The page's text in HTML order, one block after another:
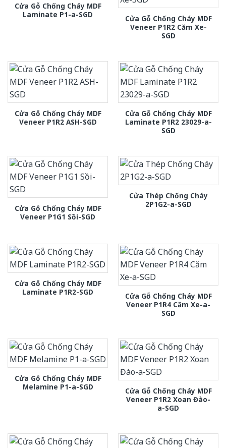
Cửa Gỗ Chống Cháy MDF
Laminate P1-a-SGD
Cửa Gỗ Chống Cháy MDF
Veneer P1R2 Căm Xe-
SGD
Cửa Gỗ Chống Cháy MDF
Veneer P1R2 ASH-SGD
Cửa Gỗ Chống Cháy MDF
Laminate P1R2 23029-a-
SGD
Cửa Gỗ Chống Cháy MDF
Veneer P1G1 Sồi-SGD
Cửa Thép Chống Cháy
2P1G2-a-SGD
Cửa Gỗ Chống Cháy MDF
Laminate P1R2-SGD
Cửa Gỗ Chống Cháy MDF
Veneer P1R4 Căm Xe-a-
SGD
Cửa Gỗ Chống Cháy MDF
Melamine P1-a-SGD
Cửa Gỗ Chống Cháy MDF
Veneer P1R2 Xoan Đào-
a-SGD